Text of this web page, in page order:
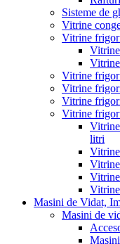
Sisteme de
Vitrine
Vitrine
Vitrine
Vitrine
Vitrine
Vitrine
litri
Masini de Vidat,
Masini de